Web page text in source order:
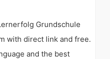
Grundschule
with direct link and free.
and the best